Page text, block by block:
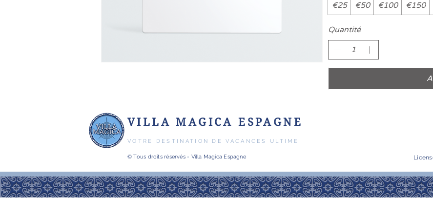
€25
€50 €100 €150
Quantité
VILLA MAGICA ESPAGNE
VOTRE DESTINATION DE VACANCES ULTIME
© Tous droits réservés - Villa Magica Espagne